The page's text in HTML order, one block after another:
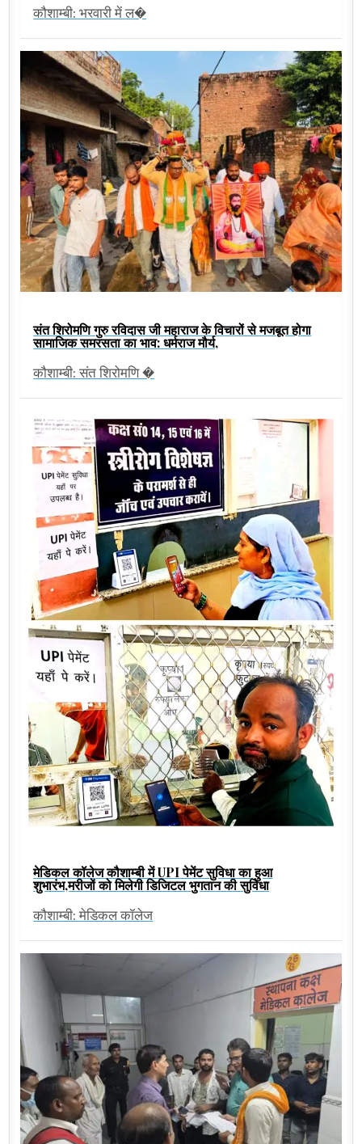
कौशाम्बी: भरवारी में ल�
संत शिरोमणि गुरु रविदास जी महाराज के विचारों से मजबूत होगा
सामाजिक समरसता का भाव: धर्मराज मौर्य,
कौशाम्बी: संत शिरोमणि �
मेडिकल कॉलेज कौशाम्बी में UPI पेमेंट सुविधा का हुआ
शुभारंभ,मरीजों को मिलेगी डिजिटल भुगतान की सुविधा
कौशाम्बी: मेडिकल कॉलेज